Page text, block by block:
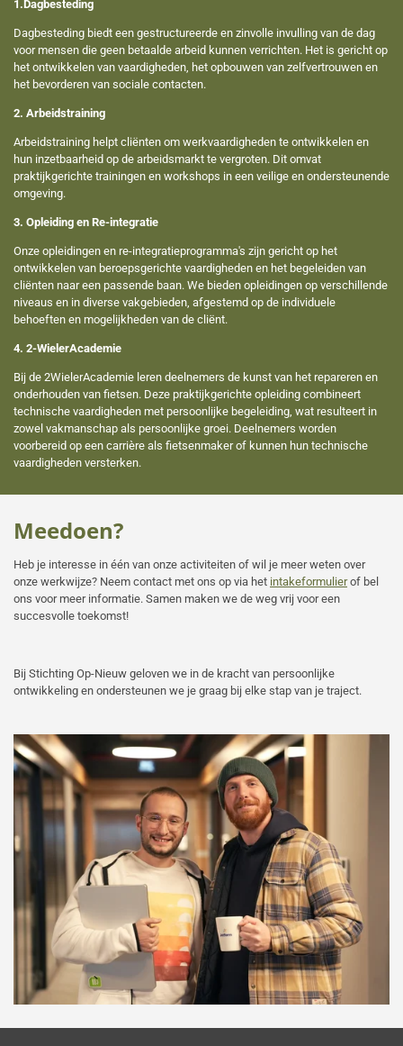
1.Dagbesteding
Dagbesteding biedt een gestructureerde en zinvolle invulling van de dag
voor mensen die geen betaalde arbeid kunnen verrichten. Het is gericht op
het ontwikkelen van vaardigheden, het opbouwen van zelfvertrouwen en
het bevorderen van sociale contacten.
2. Arbeidstraining
Arbeidstraining helpt cliënten om werkvaardigheden te ontwikkelen en
hun inzetbaarheid op de arbeidsmarkt te vergroten. Dit omvat
praktijkgerichte trainingen en workshops in een veilige en ondersteunende
omgeving.
3. Opleiding en Re-integratie
Onze opleidingen en re-integratieprogramma's zijn gericht op het
ontwikkelen van beroepsgerichte vaardigheden en het begeleiden van
cliënten naar een passende baan. We bieden opleidingen op verschillende
niveaus en in diverse vakgebieden, afgestemd op de individuele
behoeften en mogelijkheden van de cliënt.
4. 2-WielerAcademie
Bij de 2WielerAcademie leren deelnemers de kunst van het repareren en
onderhouden van fietsen. Deze praktijkgerichte opleiding combineert
technische vaardigheden met persoonlijke begeleiding, wat resulteert in
zowel vakmanschap als persoonlijke groei. Deelnemers worden
voorbereid op een carrière als fietsenmaker of kunnen hun technische
vaardigheden versterken.
Meedoen?
Heb je interesse in één van onze activiteiten of wil je meer weten over
onze werkwijze? Neem contact met ons op via het intakeformulierof bel
ons voor meer informatie. Samen maken we de weg vrij voor een
succesvolle toekomst!
Bij Stichting Op-Nieuw geloven we in de kracht van persoonlijke
ontwikkeling en ondersteunen we je graag bij elke stap van je traject.